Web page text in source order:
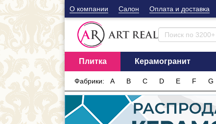
О компании Cалон Оплата и доставка
Плитка Керамогранит
Фабрики: A B C D E F G